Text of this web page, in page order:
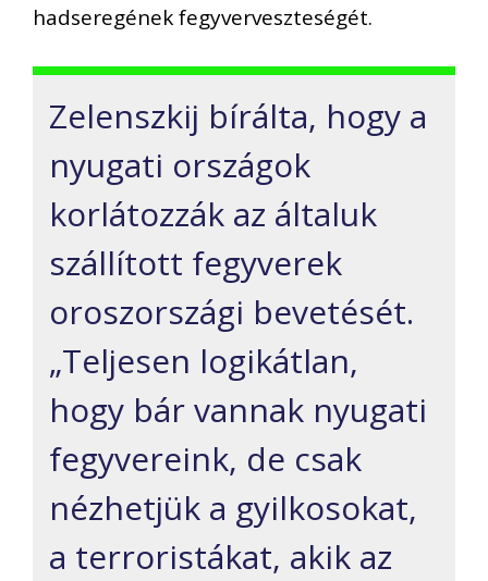
hadseregének fegyverveszteségét.
Zelenszkij bírálta, hogy a
nyugati országok
korlátozzák az általuk
szállított fegyverek
oroszországi bevetését.
„Teljesen logikátlan,
hogy bár vannak nyugati
fegyvereink, de csak
nézhetjük a gyilkosokat,
a terroristákat, akik az